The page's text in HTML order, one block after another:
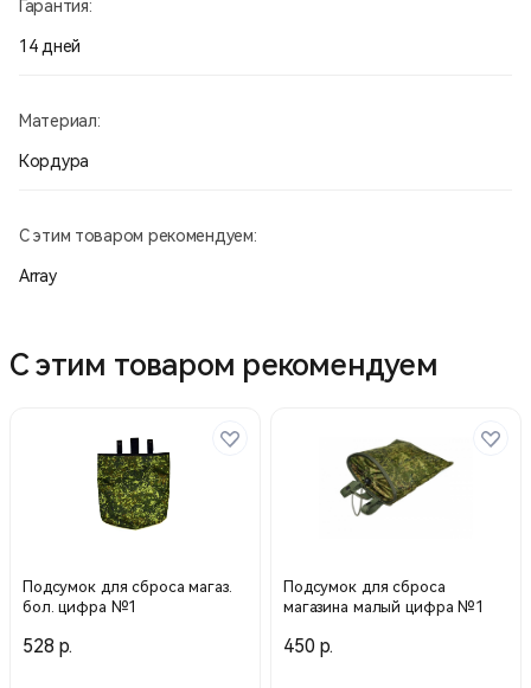
Гарантия:
14 дней
Материал:
Кордура
С этим товаром рекомендуем:
Array
С этим товаром рекомендуем
Подсумок для сброса магаз.
бол. цифра №1
528 р.
Подсумок для сброса
магазина малый цифра №1
450 р.